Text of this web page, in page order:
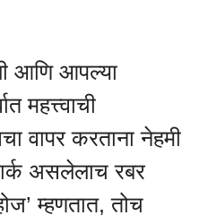
आणि आपल्या
महत्त्वाची
वापर करताना नेहमी
असलेलाच रबर
म्हणतात, तोच